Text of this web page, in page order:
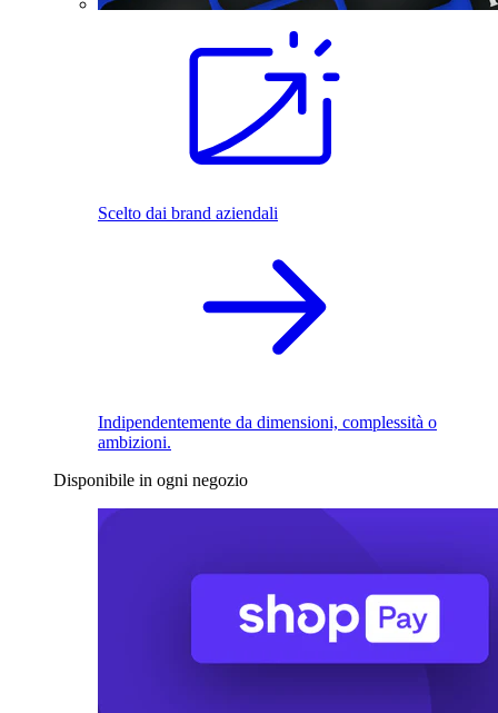
Scelto dai brand aziendali
Indipendentemente da dimensioni, complessità o
ambizioni.
Disponibile in ogni negozio